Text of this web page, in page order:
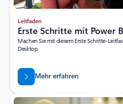
Leitfaden
Erste Schritte mit Power
Machen Sie mit diesem Erste Schritte-
Desktop.
Mehr erfahren